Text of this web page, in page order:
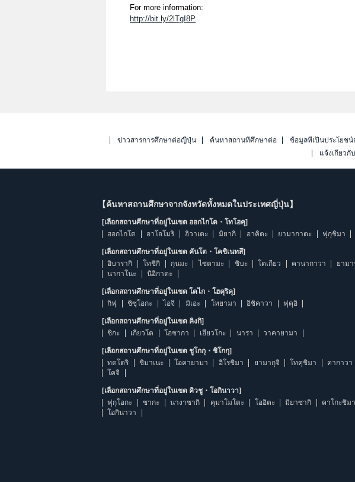
For more information:
http://bit.ly/2lTgI8P
ข่าวสารการศึกษาต่อญี่ปุ่น ค้นหาสถานที่ศึกษาต่อ ข้อมูลที่เป็นประโยช
แจ้งเกี่ยว
【ค้นหาสถานศึกษาจากจังหวัดทั้งหมดในประเทศญี่ปุ่น】
[เลือกสถานศึกษาที่อยู่ในเขต ฮอกไกโด・โทโฮคุ]
ฮอกไกโด
อาโอโมริ อิวาเตะ มิยากิ อาคิตะ ยามากาตะ ฟุกุชิมา
[เลือกสถานศึกษาที่อยู่ในเขต คันโต・โคชิเนทสึ]
อิบารากิ
โทชิกิ กุนมะ ไซตามะ ชิบะ โตเกียว คานากาวา
ยาม
นากาโนะ
นิอิกาตะ
[เลือกสถานศึกษาที่อยู่ในเขต โตไก・โฮคุริคุ]
กิฟุ
ชิซุโอกะ ไอจิ มิเอะ โทยามา อิชิคาวา ฟุคุอิ
[เลือกสถานศึกษาที่อยู่ในเขต คิงกิ]
ชิกะ
เกียวโต โอซากา เฮียวโกะ นารา วาคายามา
[เลือกสถานศึกษาที่อยู่ในเขต ชูโกกุ・ชิโกกุ]
ทตโตริ
ชิมาเนะ โอคายามา ฮิโรชิมา ยามากุจิ โทคุชิมา คากาวา
โคจิ
[เลือกสถานศึกษาที่อยู่ในเขต คิวชู・โอกินาวา]
ฟุกุโอกะ
ซากะ นางาซากิ คุมาโมโตะ โออิตะ มิยาซากิ
คาโกะชิมา
โอกินาวา